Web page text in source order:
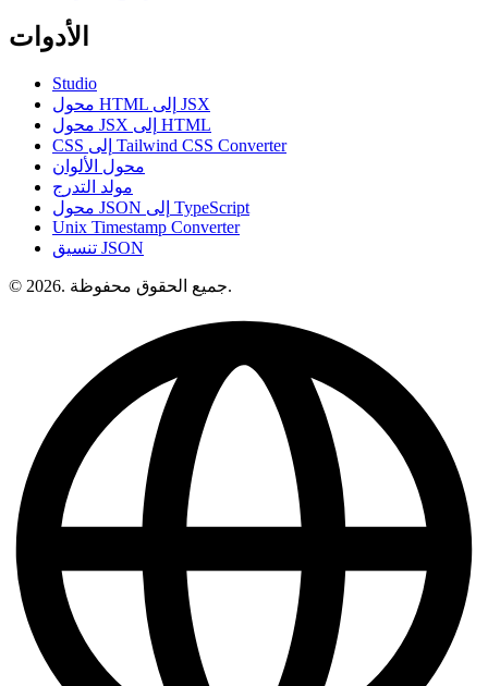
الأدوات
Studio
محول HTML إلى JSX
محول JSX إلى HTML
CSS إلى Tailwind CSS Converter
محول الألوان
مولد التدرج
محول JSON إلى TypeScript
Unix Timestamp Converter
تنسيق JSON
© 2026. جميع الحقوق محفوظة.